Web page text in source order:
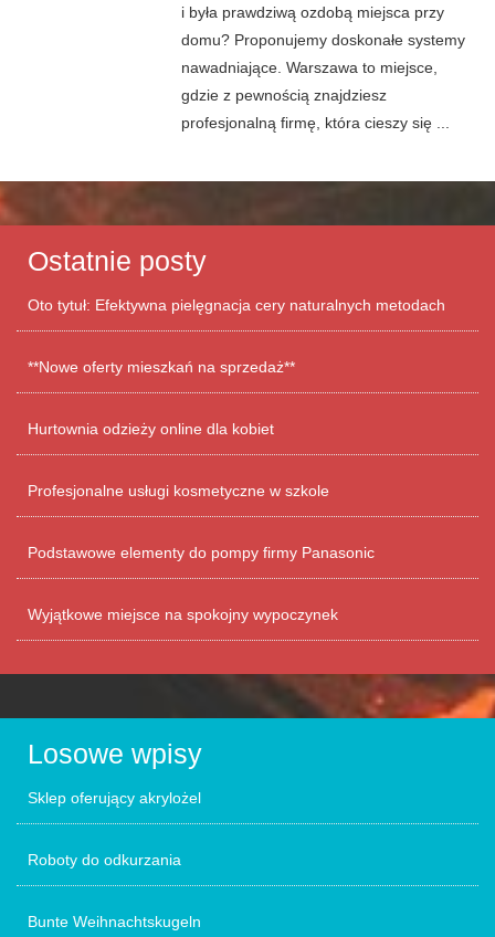
i była prawdziwą ozdobą miejsca przy
domu? Proponujemy doskonałe systemy
nawadniające. Warszawa to miejsce,
gdzie z pewnością znajdziesz
profesjonalną firmę, która cieszy się ...
Ostatnie posty
Oto tytuł: Efektywna pielęgnacja cery naturalnych metodach
**Nowe oferty mieszkań na sprzedaż**
Hurtownia odzieży online dla kobiet
Profesjonalne usługi kosmetyczne w szkole
Podstawowe elementy do pompy firmy Panasonic
Wyjątkowe miejsce na spokojny wypoczynek
Losowe wpisy
Sklep oferujący akrylożel
Roboty do odkurzania
Bunte Weihnachtskugeln